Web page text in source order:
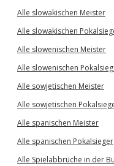
Alle slowakischen Meister
Alle slowakischen
Alle slowenischen Meister
Alle slowenischen
Alle sowjetischen Meister
Alle sowjetischen
Alle spanischen Meister
Alle spanischen Pokalsieger
Alle Spielabbrüche in der